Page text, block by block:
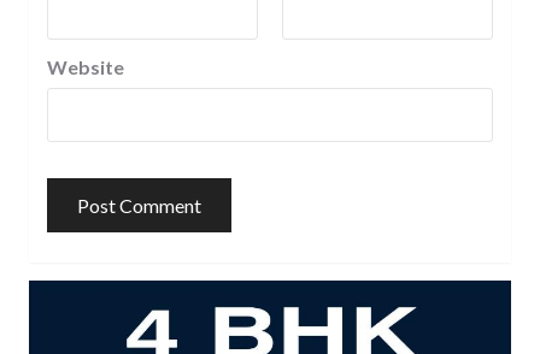
Website